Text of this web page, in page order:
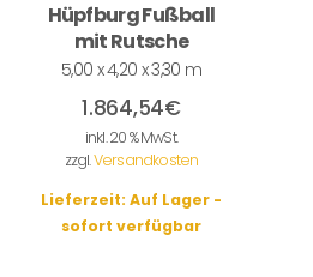
Hüpfburg Fußball
mit Rutsche
5,00 x 4,20 x 3,30 m
1.864,54€
inkl. 20 % MwSt.
zzgl.Versandkosten
Lieferzeit: Auf Lager -
sofort verfügbar